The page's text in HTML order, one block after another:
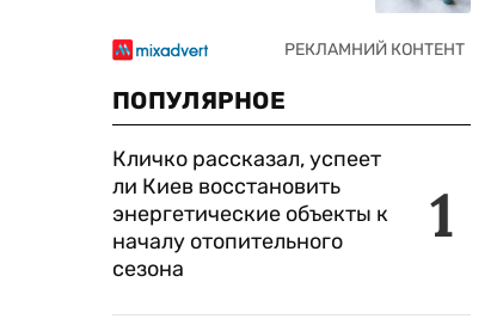
ПОПУЛЯРНОЕ
1
Кличко рассказал, успеет
ли Киев восстановить
энергетические объекты к
началу отопительного
сезона